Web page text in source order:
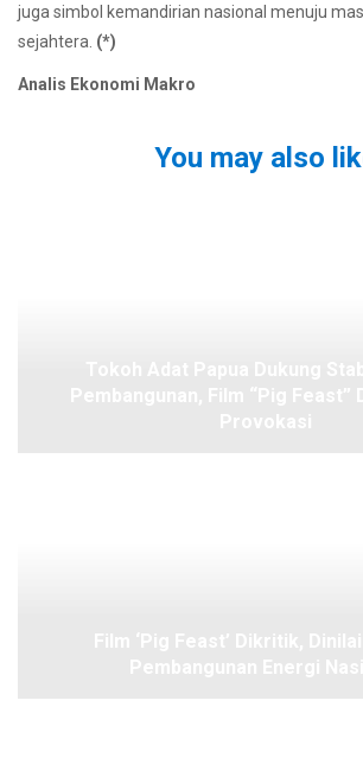
juga simbol kemandirian nasional menuju
sejahtera. (*)
Analis Ekonomi Makro
You may also